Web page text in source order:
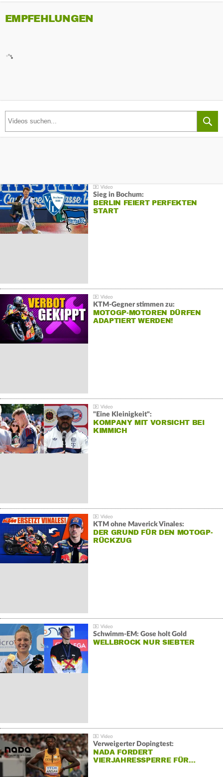
EMPFEHLUNGEN
Sieg in Bochum:
BERLIN FEIERT PERFEKTEN
START
KTM-Gegner stimmen zu:
MOTOGP-MOTOREN DÜRFEN
ADAPTIERT WERDEN!
"Eine Kleinigkeit":
KOMPANY MIT VORSICHT BEI
KIMMICH
KTM ohne Maverick Vinales:
DER GRUND FÜR DEN MOTOGP-
RÜCKZUG
Schwimm-EM: Gose holt Gold
WELLBROCK NUR SIEBTER
Verweigerter Dopingtest:
NADA FORDERT
VIERJAHRESSPERRE FÜR…